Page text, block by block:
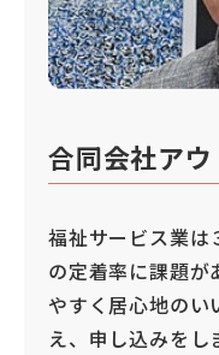
合同会社ア
福祉サービス業は
の定着率に課題が
やすく居心地のい
え、申し込みをし